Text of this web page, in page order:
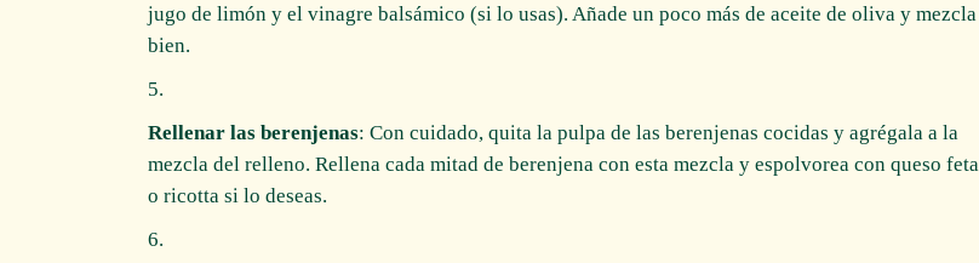
jugo de limón y el vinagre balsámico (si lo usas). Añade un poco más de aceite de oliva y mezcla
bien.
Rellenar las berenjenas: Con cuidado, quita la pulpa de las berenjenas cocidas y agrégala a la
mezcla del relleno. Rellena cada mitad de berenjena con esta mezcla y espolvorea con queso feta
o ricotta si lo deseas.